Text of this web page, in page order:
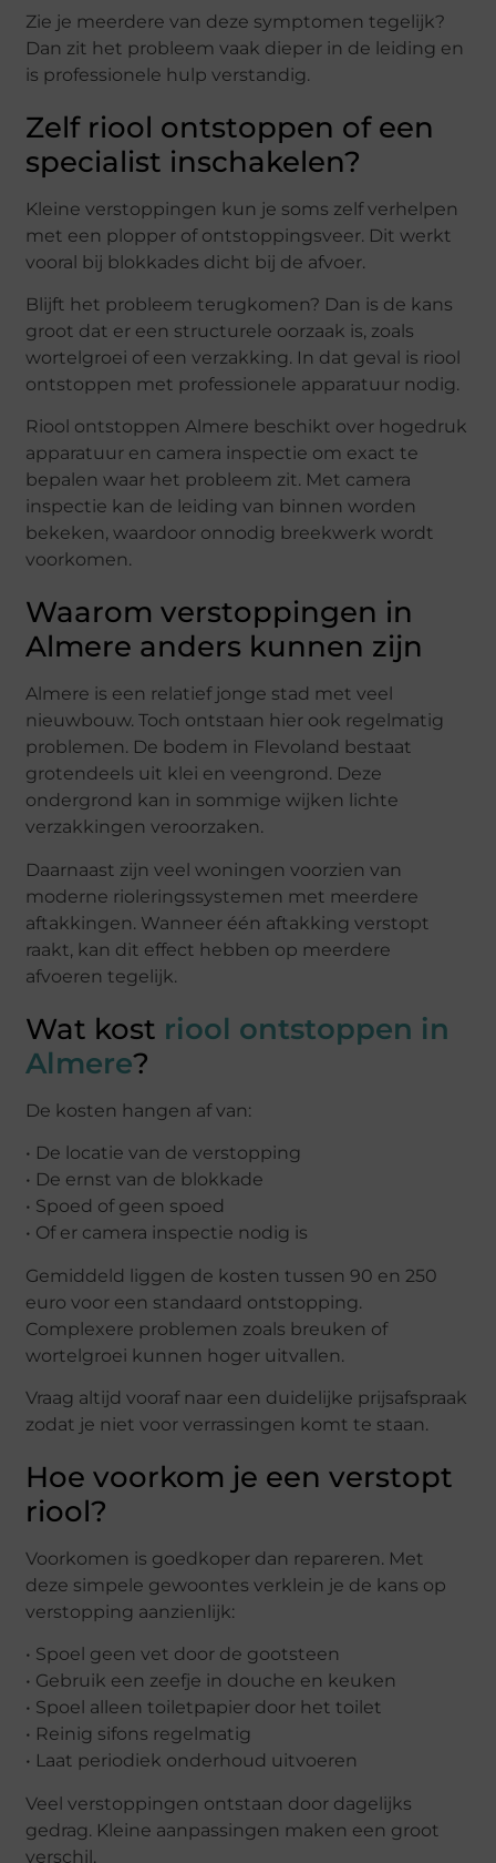
Zie je meerdere van deze symptomen tegelijk?
Dan zit het probleem vaak dieper in de leiding en
is professionele hulp verstandig.
Zelf riool ontstoppen of een
specialist inschakelen?
Kleine verstoppingen kun je soms zelf verhelpen
met een plopper of ontstoppingsveer. Dit werkt
vooral bij blokkades dicht bij de afvoer.
Blijft het probleem terugkomen? Dan is de kans
groot dat er een structurele oorzaak is, zoals
wortelgroei of een verzakking. In dat geval is riool
ontstoppen met professionele apparatuur nodig.
Riool ontstoppen Almere beschikt over hogedruk
apparatuur en camera inspectie om exact te
bepalen waar het probleem zit. Met camera
inspectie kan de leiding van binnen worden
bekeken, waardoor onnodig breekwerk wordt
voorkomen.
Waarom verstoppingen in
Almere anders kunnen zijn
Almere is een relatief jonge stad met veel
nieuwbouw. Toch ontstaan hier ook regelmatig
problemen. De bodem in Flevoland bestaat
grotendeels uit klei en veengrond. Deze
ondergrond kan in sommige wijken lichte
verzakkingen veroorzaken.
Daarnaast zijn veel woningen voorzien van
moderne rioleringssystemen met meerdere
aftakkingen. Wanneer één aftakking verstopt
raakt, kan dit effect hebben op meerdere
afvoeren tegelijk.
Wat kost riool ontstoppen in
Almere?
De kosten hangen af van:
• De locatie van de verstopping
• De ernst van de blokkade
• Spoed of geen spoed
• Of er camera inspectie nodig is
Gemiddeld liggen de kosten tussen 90 en 250
euro voor een standaard ontstopping.
Complexere problemen zoals breuken of
wortelgroei kunnen hoger uitvallen.
Vraag altijd vooraf naar een duidelijke prijsafspraak
zodat je niet voor verrassingen komt te staan.
Hoe voorkom je een verstopt
riool?
Voorkomen is goedkoper dan repareren. Met
deze simpele gewoontes verklein je de kans op
verstopping aanzienlijk:
• Spoel geen vet door de gootsteen
• Gebruik een zeefje in douche en keuken
• Spoel alleen toiletpapier door het toilet
• Reinig sifons regelmatig
• Laat periodiek onderhoud uitvoeren
Veel verstoppingen ontstaan door dagelijks
gedrag. Kleine aanpassingen maken een groot
verschil.